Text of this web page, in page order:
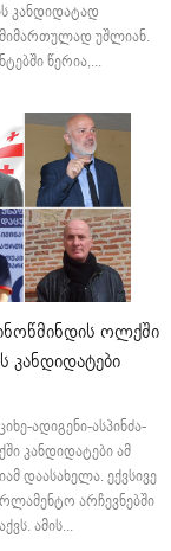
კანდიდატად
უშლიან.
წერია,...
ოლქში
კანდიდატები
ადიგენი-ასპინძა-
კანდიდატები ამ
დაასახელა. ექვსივე
არჩევნებში
ამის...